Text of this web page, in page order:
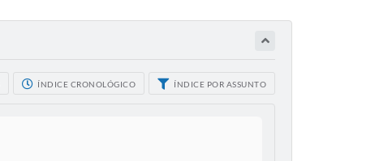
ÍNDICE CRONOLÓGICO ÍNDICE POR ASSUNTO